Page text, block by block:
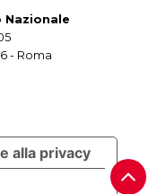
Nazionale
- Roma
alla privacy